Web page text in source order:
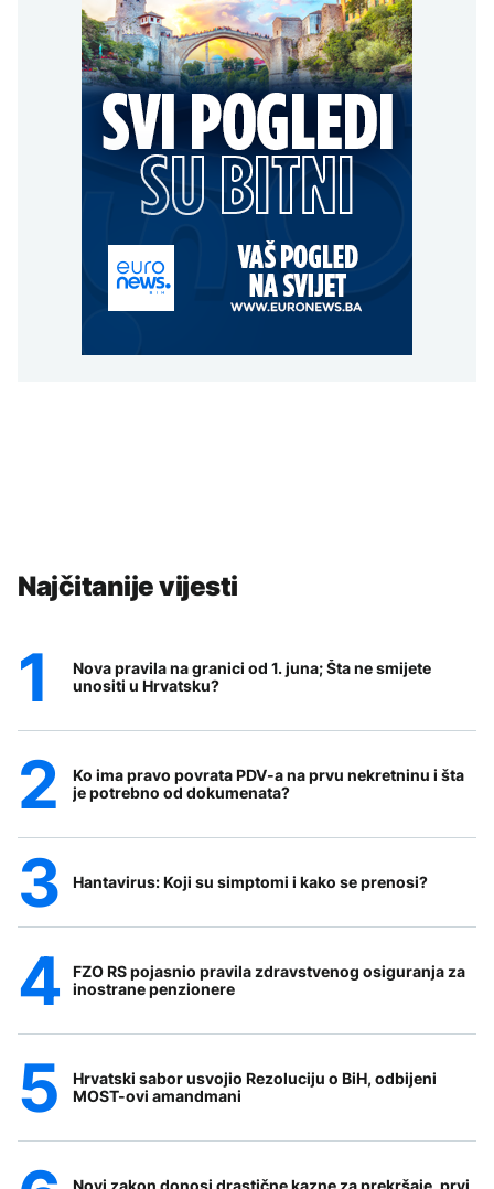
Najčitanije vijesti
Nova pravila na granici od 1. juna; Šta ne smijete
unositi u Hrvatsku?
Ko ima pravo povrata PDV-a na prvu nekretninu i šta
je potrebno od dokumenata?
Hantavirus: Koji su simptomi i kako se prenosi?
FZO RS pojasnio pravila zdravstvenog osiguranja za
inostrane penzionere
Hrvatski sabor usvojio Rezoluciju o BiH, odbijeni
MOST-ovi amandmani